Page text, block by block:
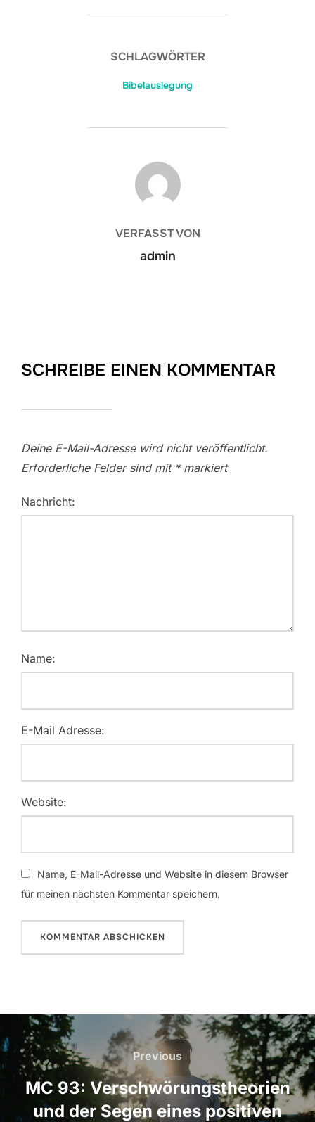
SCHLAGWÖRTER
Bibelauslegung
BEITRAGSAUTOR
VERFASST VON
admin
SCHREIBE EINEN KOMMENTAR
Deine E-Mail-Adresse wird nicht veröffentlicht.
Erforderliche Felder sind mit *markiert
Nachricht:
Name:
E-Mail Adresse:
Website:
Name, E-Mail-Adresse und Website in diesem Browser
für meinen nächsten Kommentar speichern.
Beitragsnavigation
Previous
Previous
MC 93: Verschwörungstheorien
und der Segen eines positiven